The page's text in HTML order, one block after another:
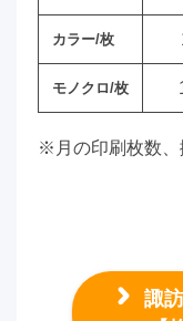
カラー/枚
モノクロ/枚
※月の印刷枚数、
諏